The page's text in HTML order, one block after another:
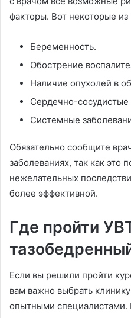
факторы. Вот некоторые из
Беременность.
Обострение
Наличие опухолей в
Сердечно-сосудистые
Системные
Обязательно сообщите
заболеваниях, так как это
нежелательных
более эффективной.
Где пройти
Если вы решили пройти
вам важно выбрать
опытными специалистами.